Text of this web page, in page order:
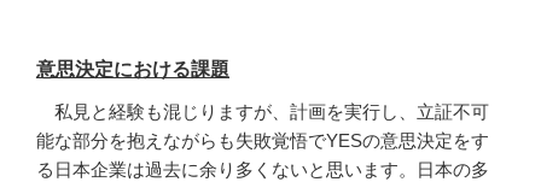
意思決定における課題
私見と経験も混じりますが、計画を実行し、立証不可
能な部分を抱えながらも失敗覚悟でYESの意思決定をす
る日本企業は過去に余り多くないと思います。日本の多